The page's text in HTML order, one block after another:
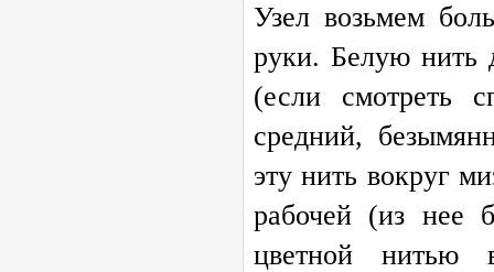
Узел возьмем
руки. Белую нить
(если смотреть
средний,
эту нить вокруг
рабочей (из нее
цветной